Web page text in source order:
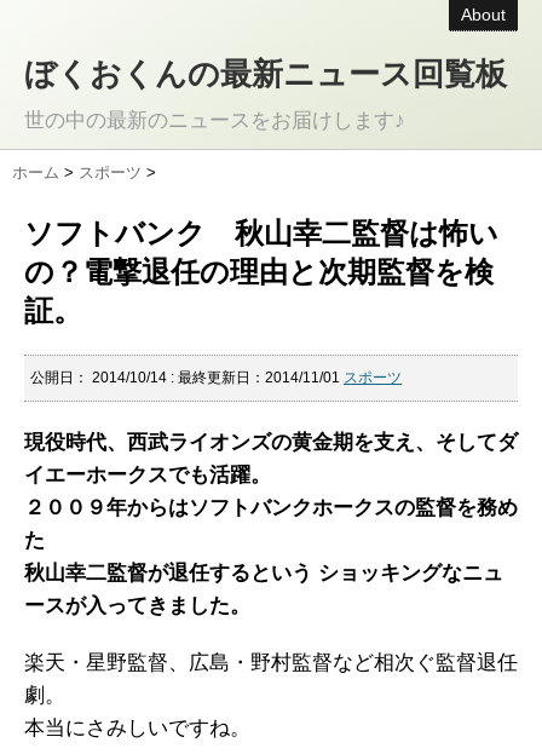
About
ぼくおくんの最新ニュース回覧板
世の中の最新のニュースをお届けします♪
ホーム > スポーツ >
ソフトバンク 秋山幸二監督は怖い
の？電撃退任の理由と次期監督を検
証。
公開日： 2014/10/14 : 最終更新日：2014/11/01 スポーツ
現役時代、西武ライオンズの黄金期を支え、そしてダ
イエーホークスでも活躍。
２００９年からはソフトバンクホークスの監督を務め
た
秋山幸二監督が退任するという ショッキングなニュ
ースが入ってきました。
楽天・星野監督、広島・野村監督など相次ぐ監督退任
劇。
本当にさみしいですね。